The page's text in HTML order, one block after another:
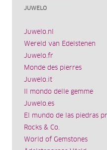
JUWELO
Juwelo.nl
Wereld van Edelstenen
Juwelo.fr
Monde des pierres
Juwelo.it
Il mondo delle gemme
Juwelo.es
El mundo de las piedras
Rocks & Co.
World of Gemstones